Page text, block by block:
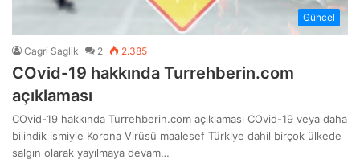
Güncel
Cagri Saglik 2 2.385
COvid-19 hakkında Turrehberin.com
açıklaması
COvid-19 hakkında Turrehberin.com açıklaması COvid-19 veya daha
bilindik ismiyle Korona Virüsü maalesef Türkiye dahil birçok ülkede
salgın olarak yayılmaya devam…